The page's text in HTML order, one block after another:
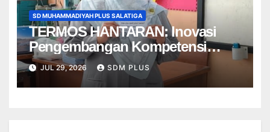
SD MUHAMMADIYAH PLUS SALATIGA
TERMOS HANTARAN: Inovasi
Pengembangan Kompetensi
Guru Bahasa Inggris SD
Muhammadiyah Plus Salatiga
JUL 29, 2026 SDM PLUS